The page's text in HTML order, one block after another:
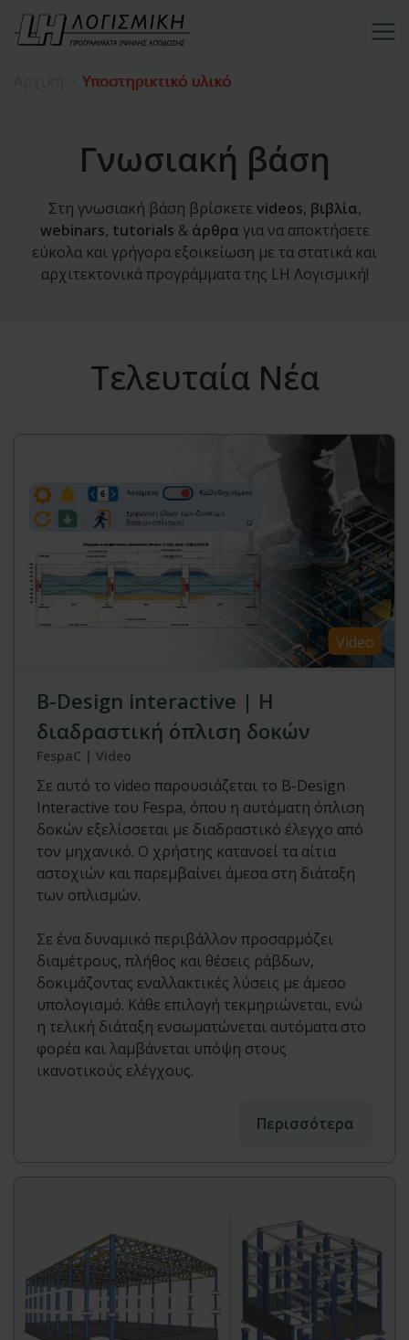
Υποστηρικτικό υλικό
Γνωσιακή βάση
Στη γνωσιακή βάση βρίσκετε videos, βιβλία,
webinars, tutorials & άρθρα για να αποκτήσετε
εύκολα και γρήγορα εξοικείωση με τα στατικά και
αρχιτεκτονικά προγράμματα της LH Λογισμική!
Τελευταία Νέα
Video
Β-Design interactive | Η
διαδραστική όπλιση δοκών
FespaC | Video
Σε αυτό το video παρουσιάζεται το B-Design
Interactive του Fespa, όπου η αυτόματη όπλιση
δοκών εξελίσσεται με διαδραστικό έλεγχο από
τον μηχανικό. Ο χρήστης κατανοεί τα αίτια
αστοχιών και παρεμβαίνει άμεσα στη διάταξη
των οπλισμών.
Σε ένα δυναμικό περιβάλλον προσαρμόζει
διαμέτρους, πλήθος και θέσεις ράβδων,
δοκιμάζοντας εναλλακτικές λύσεις με άμεσο
υπολογισμό. Κάθε επιλογή τεκμηριώνεται, ενώ
η τελική διάταξη ενσωματώνεται αυτόματα στο
φορέα και λαμβάνεται υπόψη στους
ικανοτικούς ελέγχους.
Περισσότερα